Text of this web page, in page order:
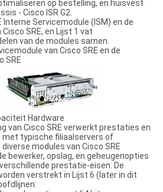
op bestelling, en huisvest
- Cisco ISR G2.
Interne Servicemodule (ISM) en de
SRE, en Lijst 1 vat
van de modules samen.
van Cisco SRE en de
SRE
Hardware
van Cisco SRE verwerkt prestaties en
typische filiaalservers of
modules van Cisco SRE
bewerker, opslag, en geheugenopties
prestatie-eisen. De
verstrekt in Lijst 6 (later in dit